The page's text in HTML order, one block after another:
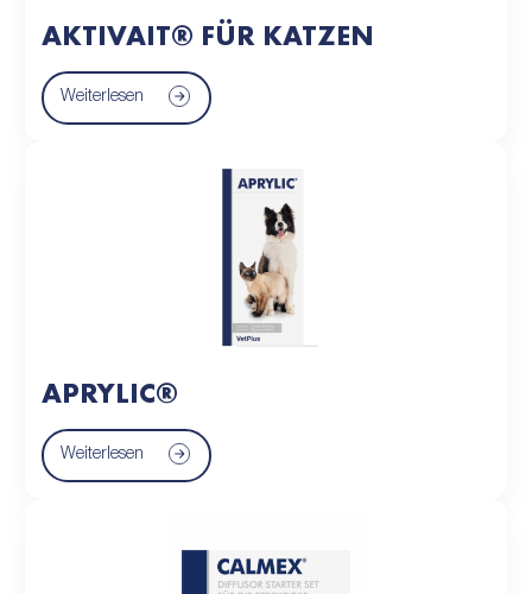
AKTIVAIT® FÜR KATZEN
Weiterlesen
APRYLIC®
Weiterlesen